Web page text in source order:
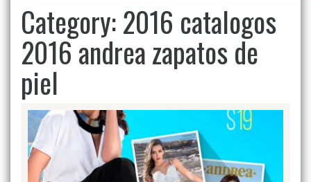
Category:2016 catalogos
2016 andrea zapatos de
piel